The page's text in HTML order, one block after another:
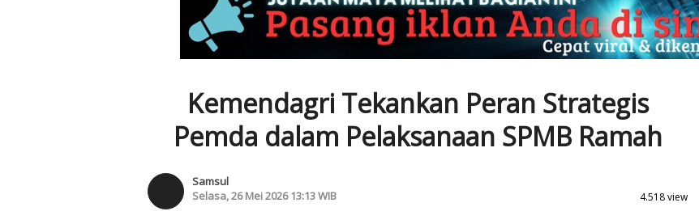
Kemendagri Tekankan Peran Strategis
Pemda dalam Pelaksanaan SPMB Ramah
Samsul
Selasa, 26 Mei 2026 13:13 WIB
4.518 view